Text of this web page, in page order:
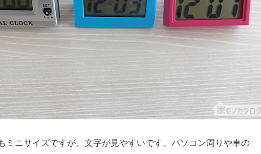
ミニサイズですが、文字が見やすいです。パソコン周りや車の